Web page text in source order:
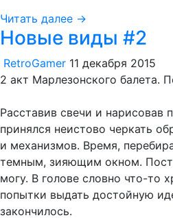
Читать далее →
Новые виды #2
RetroGamer 11 декабря 2015
2 акт Марлезонского балета.
Расставив свечи и нарисовав
принялся неистово черкать
и механизмов. Время,
темным, зияющим окном.
могу. В голове словно что-то
попытки выдать достойную
закончилось.